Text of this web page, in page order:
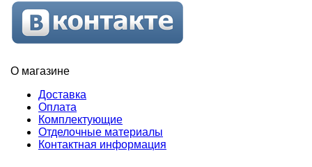
О магазине
Доставка
Оплата
Комплектующие
Отделочные материалы
Контактная информация